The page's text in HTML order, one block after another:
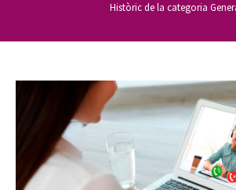
Històric de la categoria